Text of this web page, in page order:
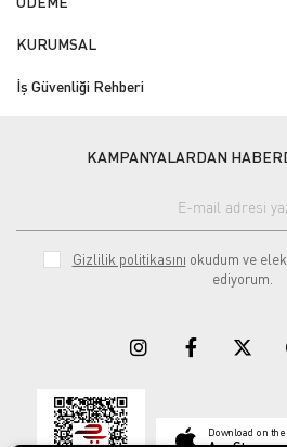
KURUMSAL
İş Güvenliği Rehberi
KAMPANYALARDAN
Gizlilik politikasını okudum ve
ediyorum.
Download on the